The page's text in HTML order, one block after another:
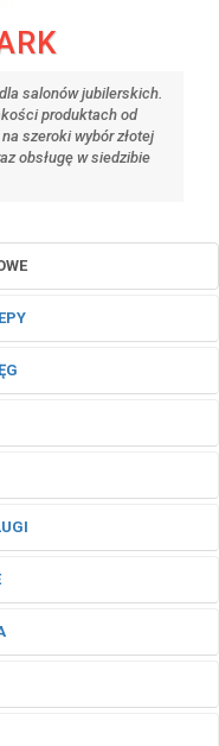
salonów jubilerskich.
produktach od
szeroki wybór złotej
obsługę w siedzibie